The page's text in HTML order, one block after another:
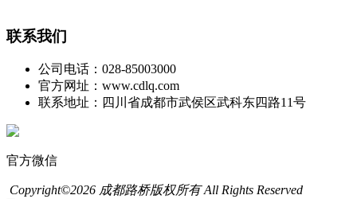
联系我们
公司电话：028-85003000
官方网址：www.cdlq.com
联系地址：四川省成都市武侯区武科东四路11号
官方微信
Copyright©2026 成都路桥版权所有 All Rights Reserved